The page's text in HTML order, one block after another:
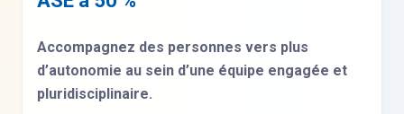
Accompagnez des personnes vers plus
d’autonomie au sein d’une équipe engagée et
pluridisciplinaire.